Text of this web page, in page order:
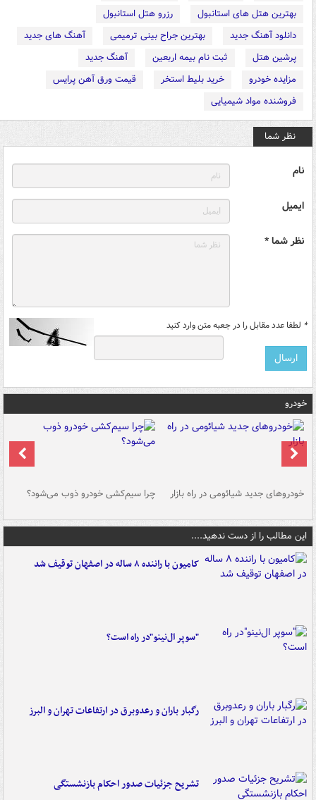
بهترین هتل های استانبول
رزرو هتل استانبول
دانلود آهنگ جدید
بهترین جراح بینی ترمیمی
آهنگ های جدید
پرشین هتل
ثبت نام بیمه اربعین
آهنگ جدید
مزایده خودرو
خرید بلیط استخر
قیمت ورق آهن پرایس
فروشنده مواد شیمیایی
نظر شما
نام
ایمیل
نظر شما *
* لطفا عدد مقابل را در جعبه متن وارد کنید
خودرو
خودروهای جدید شیائومی در راه بازار چرا سیم‌کشی خودرو ذوب می‌شود؟
این مطالب را از دست ندهید....
کامیون با راننده ۸ ساله در اصفهان توقیف شد
"سوپر ال‌نینو"در راه است؟
رگبار باران و رعدوبرق در ارتفاعات تهران و البرز
تشریح جزئیات صدور احکام بازنشستگی